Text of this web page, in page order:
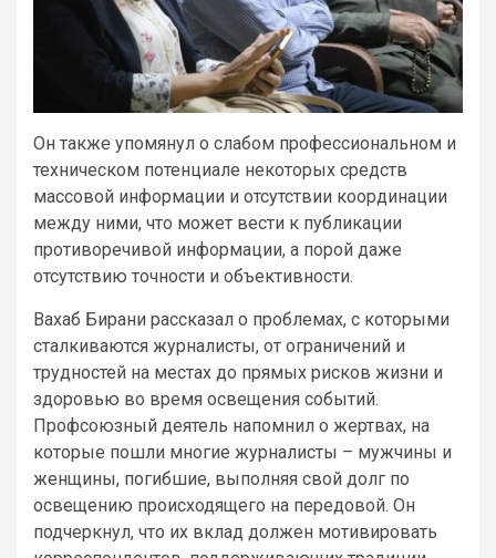
Он также упомянул о слабом профессиональном и
техническом потенциале некоторых средств
массовой информации и отсутствии координации
между ними, что может вести к публикации
противоречивой информации, а порой даже
отсутствию точности и объективности.
Вахаб Бирани рассказал о проблемах, с которыми
сталкиваются журналисты, от ограничений и
трудностей на местах до прямых рисков жизни и
здоровью во время освещения событий.
Профсоюзный деятель напомнил о жертвах, на
которые пошли многие журналисты – мужчины и
женщины, погибшие, выполняя свой долг по
освещению происходящего на передовой. Он
подчеркнул, что их вклад должен мотивировать